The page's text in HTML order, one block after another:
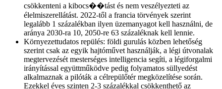
csökkenteni a kibocs��tást és nem veszélyezteti az
élelmiszerellátást. 2022-től a francia törvények szerint
legalább 1 százalékban ilyen üzemanyagot kell használni, de
aránya 2030-ra 10, 2050-re 63 százaléknak kell lennie.
Környezettudatos repülés: földi gurulás közben lehetőség
szerint csak az egyik hajtóművet használják, a légi útvonalak
megtervezését mesterséges intelligencia segíti, a légiforgalmi
irányítással együttműködve pedig folyamatos süllyedést
alkalmaznak a pilóták a célrepülőtér megközelítése során.
Ezekkel éves szinten 2-3 százalékkal csökkenthető az